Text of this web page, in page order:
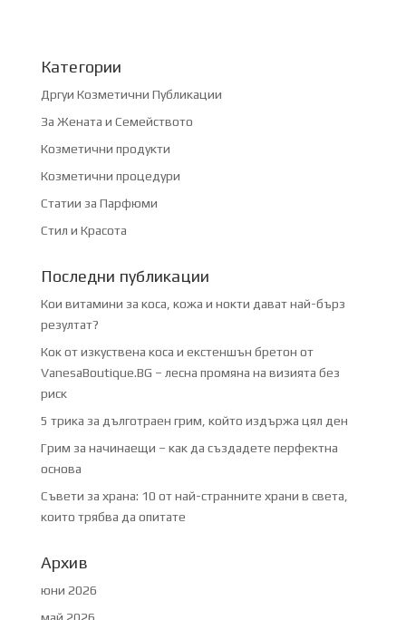
Категории
Дргуи Козметични Публикации
За Жената и Семейството
Козметични продукти
Козметични процедури
Статии за Парфюми
Стил и Красота
Последни публикации
Кои витамини за коса, кожа и нокти дават най-бърз
резултат?
Кок от изкуствена коса и екстеншън бретон от
VanesaBoutique.BG – лесна промяна на визията без
риск
5 трика за дълготраен грим, който издържа цял ден
Грим за начинаещи – как да създадете перфектна
основа
Съвети за храна: 10 от най-странните храни в света,
които трябва да опитате
Архив
юни 2026